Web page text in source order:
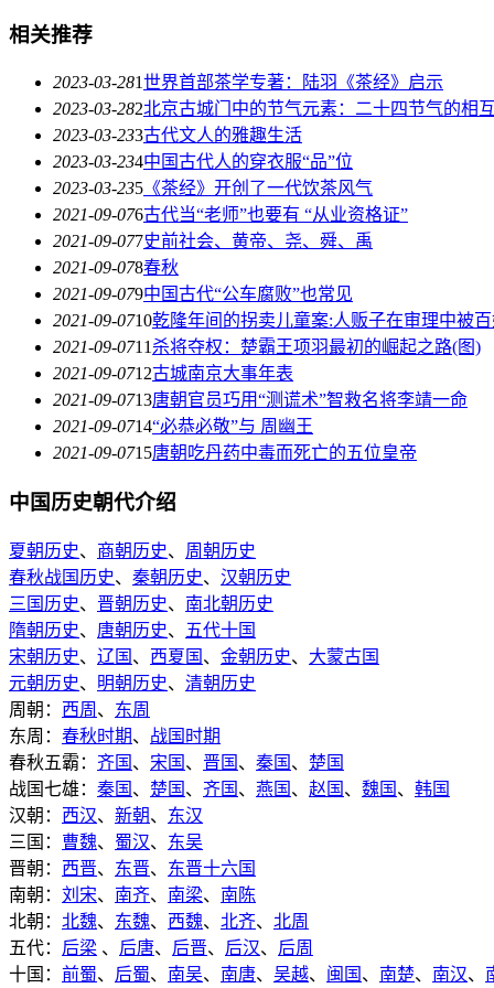
相关推荐
2023-03-281世界首部茶学专著：陆羽《茶经》启示
2023-03-282北京古城门中的节气元素：二十四节气的相
2023-03-233古代文人的雅趣生活
2023-03-234中国古代人的穿衣服“品”位
2023-03-235 《茶经》开创了一代饮茶风气
2021-09-076古代当“老师”也要有 “从业资格证”
2021-09-077史前社会、黄帝、尧、舜、禹
2021-09-078春秋
2021-09-079中国古代“公车腐败”也常见
2021-09-0710乾隆年间的拐卖儿童案:人贩子在审理中被
2021-09-0711 杀将夺权：楚霸王项羽最初的崛起之路(图)
2021-09-0712古城南京大事年表
2021-09-0713唐朝官员巧用“测谎术”智救名将李靖一命
2021-09-0714“必恭必敬”与 周幽王
2021-09-0715唐朝吃丹药中毒而死亡的五位皇帝
中国历史朝代介绍
夏朝历史、 商朝历史、 周朝历史
春秋战国历史、 秦朝历史、 汉朝历史
三国历史、 晋朝历史、 南北朝历史
隋朝历史、 唐朝历史、
五代十国
宋朝历史、 辽国 、 西夏国 、 金朝历史、 大蒙古国
元朝历史、 明朝历史、 清朝历史
周朝： 西周 、 东周
东周： 春秋时期、 战国时期
春秋五霸： 齐国 、 宋国 、 晋国 、 秦国 、 楚国
战国七雄： 秦国 、 楚国 、 齐国 、 燕国 、 赵国 、 魏国 、 韩国
汉朝： 西汉、 新朝、 东汉
三国： 曹魏、 蜀汉、 东吴
晋朝： 西晋、 东晋、 东晋十六国
南朝： 刘宋、 南齐、 南梁、 南陈
北朝： 北魏、 东魏、 西魏、 北齐、 北周
五代： 后梁 、 后唐、 后晋、 后汉、 后周
十国： 前蜀、 后蜀、 南吴、 南唐、 吴越、 闽国 、 南楚、 南汉、